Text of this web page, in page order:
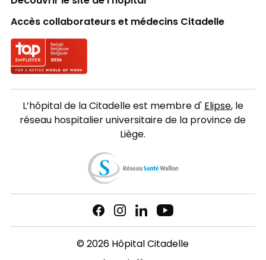
Accès collaborateurs et médecins Citadelle
Logo Top employer
L’hôpital de la Citadelle est membre d'Elipse, le
réseau hospitalier universitaire de la province de
Liège.
© 2026 Hôpital Citadelle